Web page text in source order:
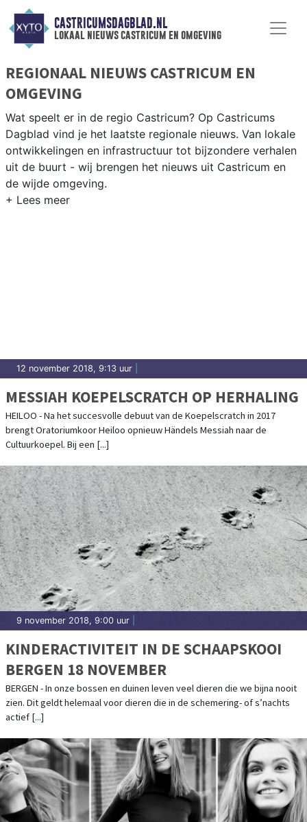
CASTRICUMSDAGBLAD.NL
lokaal nieuws castricum en omgeving
REGIONAAL NIEUWS CASTRICUM EN
OMGEVING
Wat speelt er in de regio Castricum? Op Castricums
Dagblad vind je het laatste regionale nieuws. Van lokale
ontwikkelingen en infrastructuur tot bijzondere verhalen
uit de buurt - wij brengen het nieuws uit Castricum en
de wijde omgeving.
12 november 2018, 9:13 uur
MESSIAH KOEPELSCRATCH OP HERHALING
HEILOO - Na het succesvolle debuut van de Koepelscratch in 2017
brengt Oratoriumkoor Heiloo opnieuw Händels Messiah naar de
Cultuurkoepel. Bij een [...]
9 november 2018, 9:00 uur
KINDERACTIVITEIT IN DE SCHAAPSKOOI
BERGEN 18 NOVEMBER
BERGEN - In onze bossen en duinen leven veel dieren die we bijna nooit
zien. Dit geldt helemaal voor dieren die in de schemering- of s’nachts
actief [...]